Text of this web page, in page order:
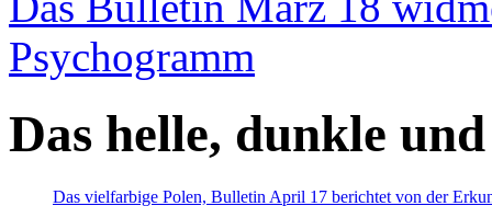
Psychogramm
Das helle, dunkle
Das vielfarbige Polen, Bulletin April 17 berichtet von der